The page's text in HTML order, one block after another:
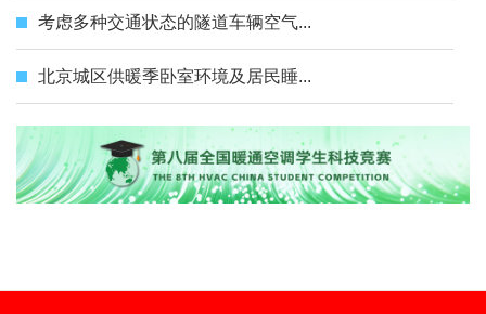
考虑多种交通状态的隧道车辆空气...
北京城区供暖季卧室环境及居民睡...